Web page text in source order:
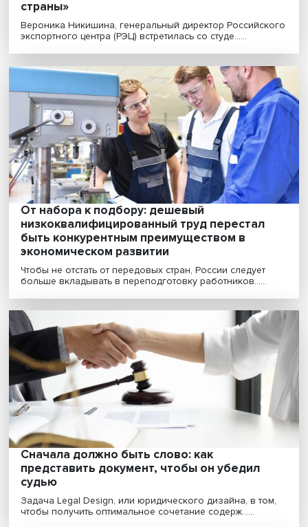
«Экспорт — это драйвер экономики
страны»
Вероника Никишина, генеральный директор
экспортного центра (РЭЦ) встретилась со студе......
От набора к подбору: дешевый
низкоквалифицированный труд перестал
быть конкурентным преимуществом в
экономическом развитии
Чтобы не отстать от передовых стран, России следует
больше вкладывать в переподготовку работников......